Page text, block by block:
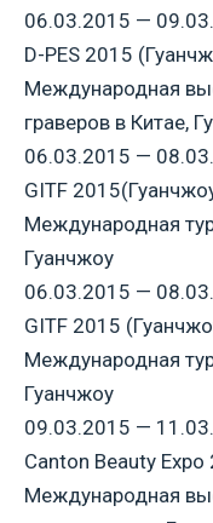
06.03.2015 —
D-PES 2015
Международная
граверов в Китае,
06.03.2015 —
GITF
Международная
Гуанчжоу
06.03.2015 —
GITF 2015
Международная
Гуанчжоу
09.03.2015 —
Canton Beauty
Международная